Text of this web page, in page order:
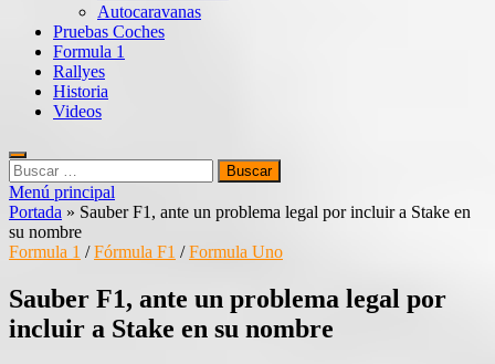
Autocaravanas
Pruebas Coches
Formula 1
Rallyes
Historia
Videos
Buscar:
Menú principal
Portada » Sauber F1, ante un problema legal por incluir a Stake en
su nombre
Formula 1 /Fórmula F1 /Formula Uno
Sauber F1, ante un problema legal por
incluir a Stake en su nombre